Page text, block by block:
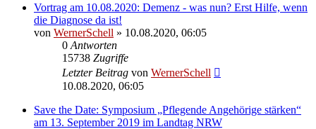
Vortrag am 10.08.2020: Demenz - was nun? Erst Hilfe, wenn
die Diagnose da ist!
von WernerSchell » 10.08.2020, 06:05
0 Antworten
15738 Zugriffe
Letzter Beitrag von WernerSchell
10.08.2020, 06:05
Save the Date: Symposium „Pflegende Angehörige stärken“
am 13. September 2019 im Landtag NRW